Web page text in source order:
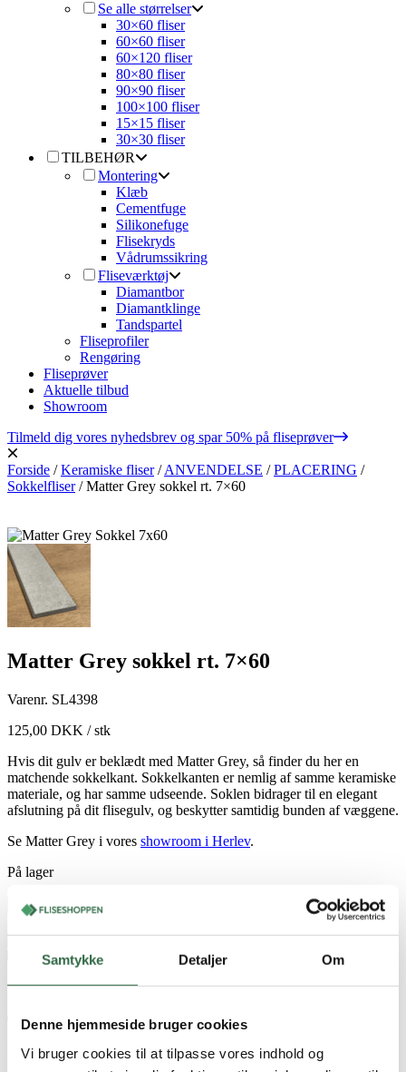
Samtykke Detaljer Om
Denne hjemmeside bruger cookies
Vi bruger cookies til at tilpasse vores indhold og
Se alle størrelser
30×60 fliser
60×60 fliser
60×120 fliser
80×80 fliser
90×90 fliser
100×100 fliser
15×15 fliser
30×30 fliser
TILBEHØR
Montering
Klæb
Cementfuge
Silikonefuge
Flisekryds
Vådrumssikring
Fliseværktøj
Diamantbor
Diamantklinge
Tandspartel
Fliseprofiler
Rengøring
Fliseprøver
Aktuelle tilbud
Showroom
Tilmeld dig vores nyhedsbrev og spar 50% på fliseprøver
Forside /Keramiske fliser/ANVENDELSE /PLACERING /
Sokkelfliser/Matter Grey sokkel rt. 7×60
Matter Grey sokkel rt. 7×60
Varenr. SL4398
125,00 DKK / stk
Hvis dit gulv er beklædt med Matter Grey, så finder du her en
matchende sokkelkant. Sokkelkanten er nemlig af samme keramiske
materiale, og har samme udseende. Soklen bidrager til en elegant
afslutning på dit flisegulv, og beskytter samtidig bunden af væggene.
Se Matter Grey i vores showroom i Herlev.
På lager
Matter
Grey
sokkel
antal
Tilføj til kurv Tilføj til favoritter
Fragt fra 850 DKK
Hurtig levering 1-3 hverdage